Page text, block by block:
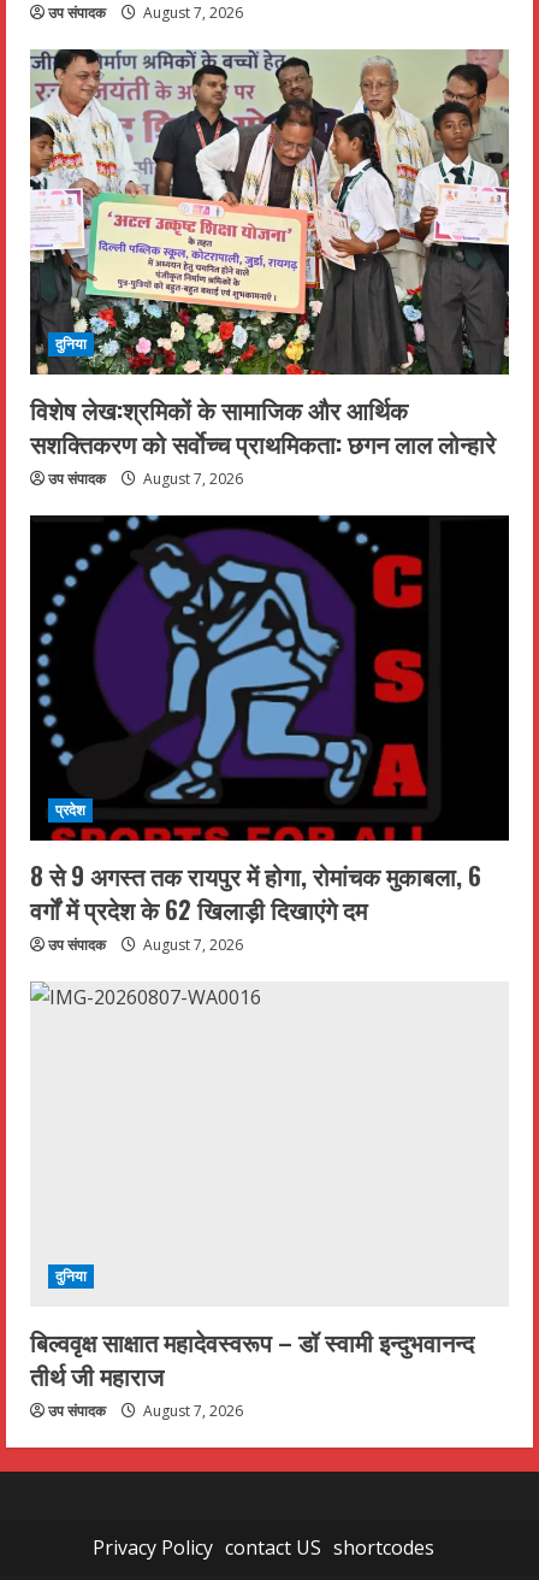
उप संपादक August 7, 2026
दुनिया
विशेष लेख:श्रमिकों के सामाजिक और आर्थिक
सशक्तिकरण को सर्वाेच्च प्राथमिकता: छगन लाल लोन्हारे
उप संपादक August 7, 2026
प्रदेश
8 से 9 अगस्त तक रायपुर में होगा, रोमांचक मुकाबला, 6
वर्गों में प्रदेश के 62 खिलाड़ी दिखाएंगे दम
उप संपादक August 7, 2026
दुनिया
बिल्ववृक्ष साक्षात महादेवस्वरूप – डॉ स्वामी इन्दुभवानन्द
तीर्थ जी महाराज
उप संपादक August 7, 2026
Privacy Policy contact US shortcodes